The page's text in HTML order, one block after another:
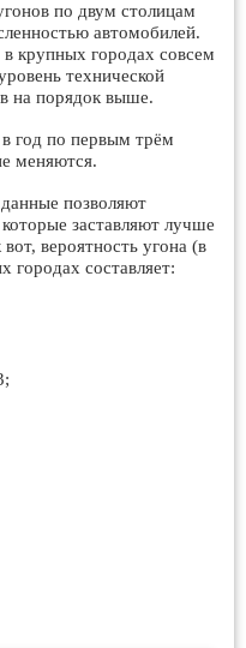
по двум столицам
автомобилей.
крупных городах совсем
технической
на порядок выше.
год по первым трём
меняются.
позволяют
заставляют лучше
вероятность угона (в
городах составляет: